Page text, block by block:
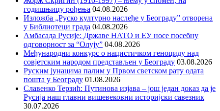
годишњицу рођења 04.08.2026
Изложба „Руско културно наслеђе у Београду” отворена
у Библиотеци града 04.08.2026
Амбасада Русије: Државе НАТО и ЕУ носе посебну
одговорност за “Олују” 04.08.2026
Међународни конкурс о нацистичком геноциду над
совјетским народом представљен у Београду 03.08.2026
Руским јунацима палим у Првом светском рату одата
пошта у Београду 01.08.2026
Славенко Терзић: Путинова изјава – још један доказ да је
Русија наш главни вишевековни историјски савезник
30.07.2026